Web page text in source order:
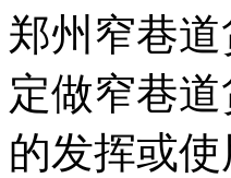
郑州窄巷道
定做窄巷
的发挥或